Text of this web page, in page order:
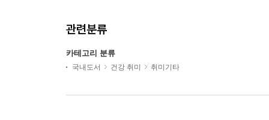
관련분류
카테고리 분류
국내도서 건강 취미 취미기타